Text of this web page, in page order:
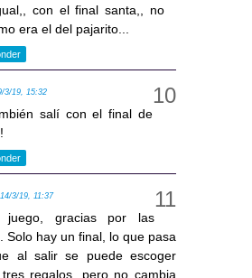
con el final santa,, no
era el del pajarito...
3/19, 15:32
salí con el final de
14/3/19, 11:37
juego, gracias por las
Solo hay un final, lo que pasa
al salir se puede escoger
regalos, pero no cambia